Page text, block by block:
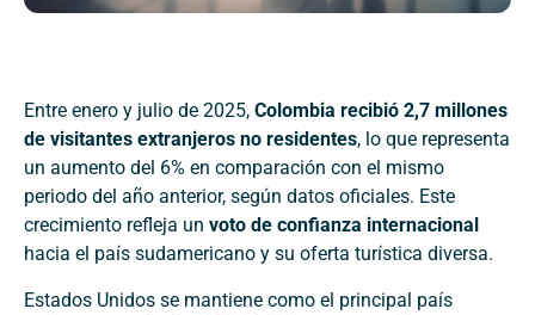
Entre enero y julio de 2025, Colombia recibió 2,7 millones
de visitantes extranjeros no residentes, lo que representa
un aumento del 6% en comparación con el mismo
periodo del año anterior, según datos oficiales. Este
crecimiento refleja un voto de confianza internacional
hacia el país sudamericano y su oferta turística diversa.
Estados Unidos se mantiene como el principal país